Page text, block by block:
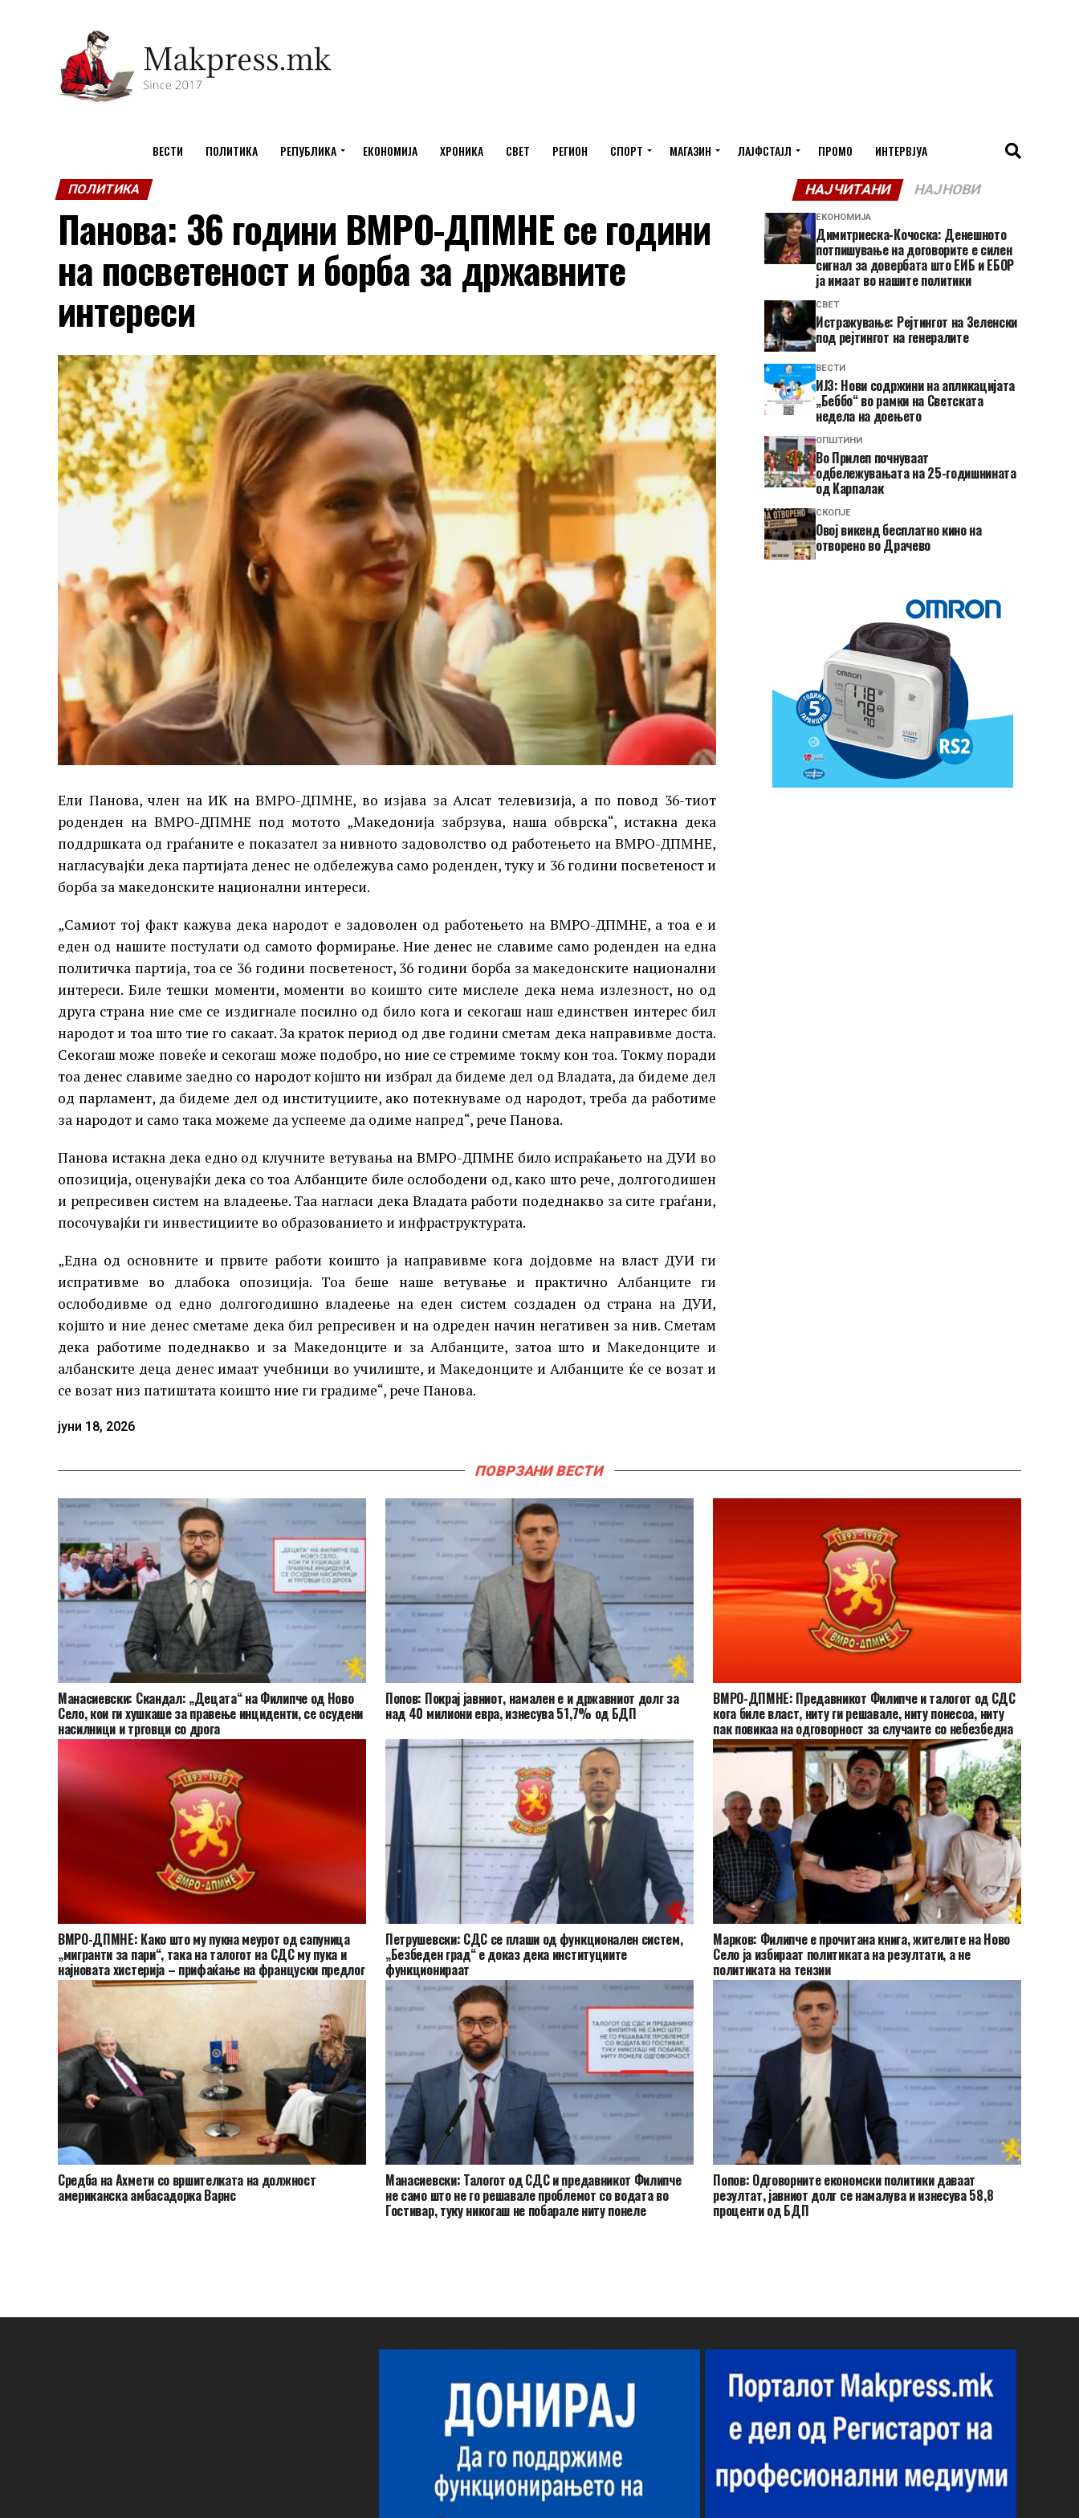
ВЕСТИ ПОЛИТИКА РЕПУБЛИКА ЕКОНОМИЈА ХРОНИКА СВЕТ РЕГИОН СПОРТ МАГАЗИН ЛАЈФСТАЈЛ ПРОМО ИНТЕРВЈУА
ПОЛИТИКА
Панова: 36 години ВМРО-ДПМНЕ се години
на посветеност и борба за државните
интереси
Ели Панова, член на ИК на ВМРО-ДПМНЕ, во изјава за Алсат телевизија, а по повод 36-тиот
роденден на ВМРО-ДПМНЕ под мотото „Македонија забрзува, наша обврска“, истакна дека
поддршката од граѓаните е показател за нивното задоволство од работењето на ВМРО-ДПМНЕ,
нагласувајќи дека партијата денес не одбележува само роденден, туку и 36 години посветеност и
борба за македонските национални интереси.
„Самиот тој факт кажува дека народот е задоволен од работењето на ВМРО-ДПМНЕ, а тоа е и
еден од нашите постулати од самото формирање. Ние денес не славиме само роденден на една
политичка партија, тоа се 36 години посветеност, 36 години борба за македонските национални
интереси. Биле тешки моменти, моменти во коишто сите мислеле дека нема излезност, но од
друга страна ние сме се издигнале посилно од било кога и секогаш наш единствен интерес бил
народот и тоа што тие го сакаат. За краток период од две години сметам дека направивме доста.
Секогаш може повеќе и секогаш може подобро, но ние се стремиме токму кон тоа. Токму поради
тоа денес славиме заедно со народот којшто ни избрал да бидеме дел од Владата, да бидеме дел
од парламент, да бидеме дел од институциите, ако потекнуваме од народот, треба да работиме
за народот и само така можеме да успееме да одиме напред“, рече Панова.
Панова истакна дека едно од клучните ветувања на ВМРО-ДПМНЕ било испраќањето на ДУИ во
опозиција, оценувајќи дека со тоа Албанците биле ослободени од, како што рече, долгогодишен
и репресивен систем на владеење. Таа нагласи дека Владата работи подеднакво за сите граѓани,
посочувајќи ги инвестициите во образованието и инфраструктурата.
„Една од основните и првите работи коишто ја направивме кога дојдовме на власт ДУИ ги
испративме во длабока опозиција. Тоа беше наше ветување и практично Албанците ги
ослободивме од едно долгогодишно владеење на еден систем создаден од страна на ДУИ,
којшто и ние денес сметаме дека бил репресивен и на одреден начин негативен за нив. Сметам
дека работиме подеднакво и за Македонците и за Албанците, затоа што и Македонците и
албанските деца денес имаат учебници во училиште, и Македонците и Албанците ќе се возат и
се возат низ патиштата коишто ние ги градиме“, рече Панова.
јуни 18, 2026
НАЈЧИТАНИ НАЈНОВИ
ЕКОНОМИЈА
Димитриеска-Кочоска: Денешното
потпишување на договорите е силен
сигнал за довербата што ЕИБ и ЕБОР
ја имаат во нашите политики
СВЕТ
Истражување: Рејтингот на Зеленски
под рејтингот на генералите
ВЕСТИ
ИЈЗ: Нови содржини на апликацијата
„Беббо“ во рамки на Светската
недела на доењето
ОПШТИНИ
Во Прилеп почнуваат
одбележувањата на 25-годишнината
од Карпалак
СКОПЈЕ
​Овој викенд бесплатно кино на
отворено во Драчево
ПОВРЗАНИ ВЕСТИ
Манасиевски: Скандал: „Децата“ на Филипче од Ново
Село, кои ги хушкаше за правење инциденти, се осудени
насилници и трговци со дрога
Попов: Покрај јавниот, намален е и државниот долг за
над 40 милиони евра, изнесува 51,7% од БДП
ВМРО-ДПМНЕ: Предавникот Филипче и талогот од СДС
кога биле власт, ниту ги решавале, ниту понесоа, ниту
пак повикаа на одговорност за случаите со небезбедна
вода за пиење
ВМРО-ДПМНЕ: Како што му пукна меурот од сапуница
„мигранти за пари“, така на талогот на СДС му пука и
најновата хистерија – прифаќање на француски предлог
Петрушевски: СДС се плаши од функционален систем,
„Безбеден град“ е доказ дека институциите
функционираат
Марков: Филипче е прочитана книга, жителите на Ново
Село ја избираат политиката на резултати, а не
политиката на тензии
Средба на Ахмети со вршителката на должност
американска амбасадорка Варнс
Манасиевски: Талогот од СДС и предавникот Филипче
не само што не го решавале проблемот со водата во
Гостивар, туку никогаш не побарале ниту понеле
Попов: Одговорните економски политики даваат
резултат, јавниот долг се намалува и изнесува 58,8
проценти од БДП